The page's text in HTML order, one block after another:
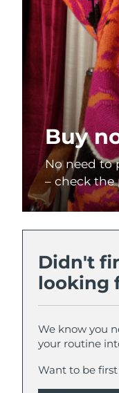
Buy
No need to
– check
Didn't
looking
We know you
your routine
Want to be
Tajlandia
Turcja
Zjednoczone
Arabskie
Wielka Brytania
Stany
Wietnam